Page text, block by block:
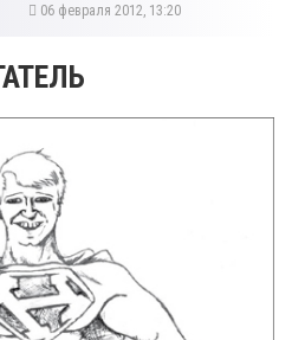
06 февраля 2012, 13:20